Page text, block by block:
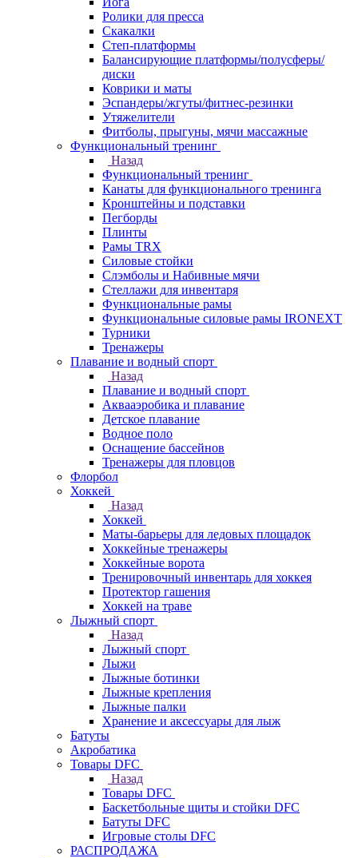
Ролики для пресса
Скакалки
Степ-платформы
Балансирующие платформы/полусферы/
диски
Коврики и маты
Эспандеры/жгуты/фитнес-резинки
Утяжелители
Фитболы, прыгуны, мячи массажные
Функциональный тренинг
Назад
Функциональный тренинг
Канаты для функционального тренинга
Кронштейны и подставки
Пегборды
Плинты
Рамы TRX
Силовые стойки
Слэмболы и Набивные мячи
Стеллажи для инвентаря
Функциональные рамы
Функциональные силовые рамы IRONEXT
Турники
Тренажеры
Плавание и водный спорт
Назад
Плавание и водный спорт
Аквааэробика и плавание
Детское плавание
Водное поло
Оснащение бассейнов
Тренажеры для пловцов
Флорбол
Хоккей
Назад
Хоккей
Маты-барьеры для ледовых площадок
Хоккейные тренажеры
Хоккейные ворота
Тренировочный инвентарь для хоккея
Протектор гашения
Хоккей на траве
Лыжный спорт
Назад
Лыжный спорт
Лыжи
Лыжные ботинки
Лыжные крепления
Лыжные палки
Хранение и аксессуары для лыж
Батуты
Акробатика
Товары DFC
Назад
Товары DFC
Баскетбольные щиты и стойки DFC
Батуты DFC
Игровые столы DFC
РАСПРОДАЖА